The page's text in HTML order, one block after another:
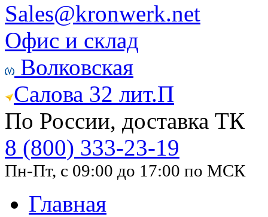
Sales@kronwerk.net
Офис и склад
Волковская
Салова 32 лит.П
По России, доставка ТК
8 (800) 333-23-19
Пн-Пт, с 09:00 до 17:00 по МСК
Главная